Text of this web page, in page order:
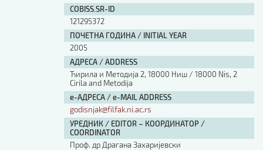
COBISS.SR-ID
121295372
ПОЧЕТНА ГОДИНА / INITIAL YEAR
2005
АДРЕСА / ADDRESS
Ћирила и Методија 2, 18000 Ниш / 18000 Nis, 2
Cirila and Metodija
е-АДРЕСА / e-MAIL ADDRESS
godisnjak@filfak.ni.ac.rs
УРЕДНИК / EDITOR – КООРДИНАТОР /
COORDINATOR
Проф. др Драгана Захаријевски